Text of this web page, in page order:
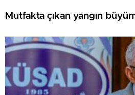
Mutfakta çıkan yangın